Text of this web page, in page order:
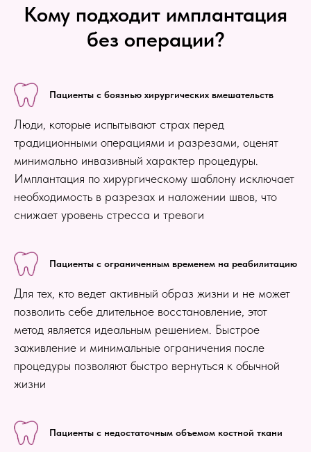
Кому подходит имплантация
без операции?
Пациенты с боязнью хирургических вмешательств
Люди, которые испытывают страх перед
традиционными операциями и разрезами, оценят
минимально инвазивный характер процедуры.
Имплантация по хирургическому шаблону исключает
необходимость в разрезах и наложении швов, что
снижает уровень стресса и тревоги
Пациенты с ограниченным временем на реабилитацию
Для тех, кто ведет активный образ жизни и не может
позволить себе длительное восстановление, этот
метод является идеальным решением. Быстрое
заживление и минимальные ограничения после
процедуры позволяют быстро вернуться к обычной
жизни
Пациенты с недостаточным объемом костной ткани